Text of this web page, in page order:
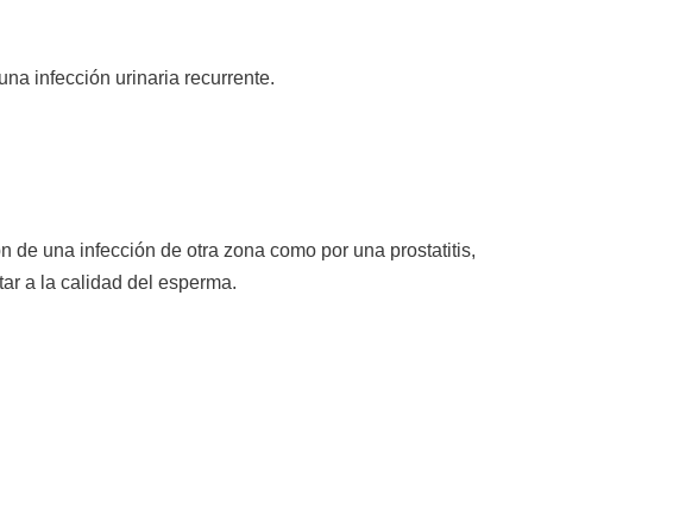
infección urinaria recurrente.
una infección de otra zona como por una prostatitis,
a la calidad del esperma.